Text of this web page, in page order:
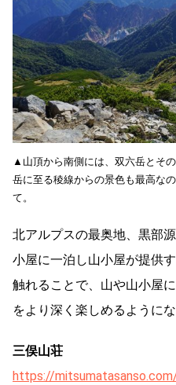
▲山頂から南側には、双六岳とそ
岳に至る稜線からの景色も最高な
て。
北アルプスの最奥地、黒部
小屋に一泊し山小屋が提供
触れることで、山や山小屋
をより深く楽しめるようにな
三俣山荘
https://